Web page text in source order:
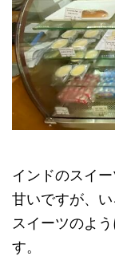
インドのスイ
甘いですが、
スイーツのよ
す。